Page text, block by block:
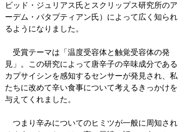
ビッド・ジュリアス氏とスクリップス研究所のア
ーデム・パタプティアン氏）によって広く知られ
るようになりました。
受賞テーマは「温度受容体と触覚受容体の発
見」。この研究によって唐辛子の辛味成分である
カプサイシンを感知するセンサーが発見され、私
たちに改めて辛い食事について考えるきっかけを
与えてくれました。
つまり辛みについてのヒミツが一般に周知され